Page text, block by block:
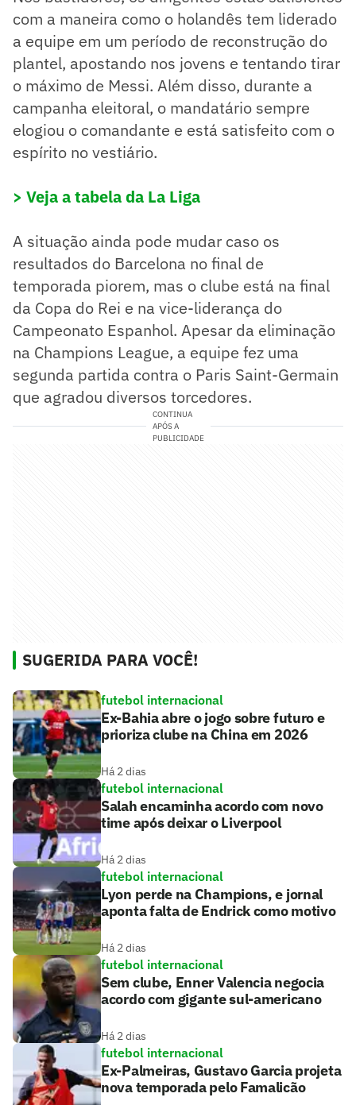
com a maneira como o holandês tem liderado
a equipe em um período de reconstrução do
plantel, apostando nos jovens e tentando tirar
o máximo de Messi. Além disso, durante a
campanha eleitoral, o mandatário sempre
elogiou o comandante e está satisfeito com o
espírito no vestiário.
> Veja a tabela da La Liga
A situação ainda pode mudar caso os
resultados do Barcelona no final de
temporada piorem, mas o clube está na final
da Copa do Rei e na vice-liderança do
Campeonato Espanhol. Apesar da eliminação
na Champions League, a equipe fez uma
segunda partida contra o Paris Saint-Germain
que agradou diversos torcedores.
CONTINUA
APÓS A
PUBLICIDADE
SUGERIDA PARA VOCÊ!
futebol internacional
Ex-Bahia abre o jogo sobre futuro e
prioriza clube na China em 2026
Há 2 dias
futebol internacional
Salah encaminha acordo com novo
time após deixar o Liverpool
Há 2 dias
futebol internacional
Lyon perde na Champions, e jornal
aponta falta de Endrick como motivo
Há 2 dias
futebol internacional
Sem clube, Enner Valencia negocia
acordo com gigante sul-americano
Há 2 dias
futebol internacional
Ex-Palmeiras, Gustavo Garcia projeta
nova temporada pelo Famalicão